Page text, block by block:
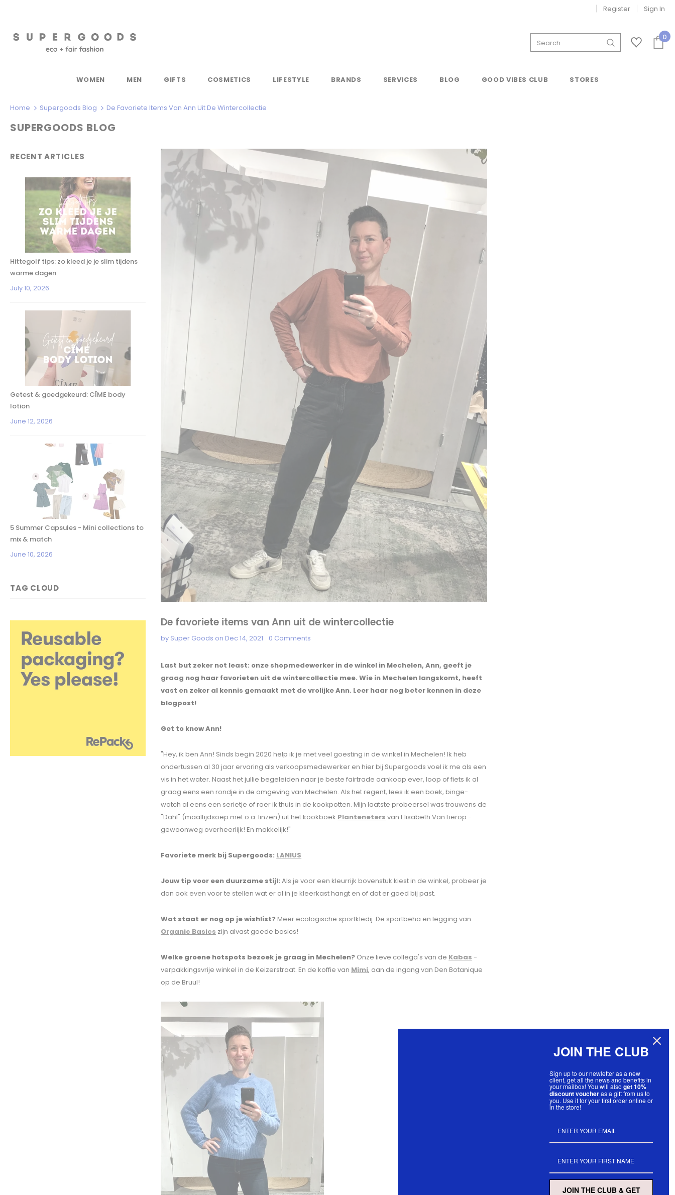
Register Sign In
0
WOMEN MEN GIFTS COSMETICS LIFESTYLE BRANDS SERVICES BLOG GOOD VIBES CLUB STORES
Home Supergoods Blog De Favoriete Items Van Ann Uit De Wintercollectie
SUPERGOODS BLOG
RECENT ARTICLES
Hittegolf tips: zo kleed je je slim tijdens
warme dagen
July 10, 2026
Getest & goedgekeurd: CÎME body
lotion
June 12, 2026
5 Summer Capsules - Mini collections to
mix & match
June 10, 2026
TAG CLOUD
De favoriete items van Ann uit de wintercollectie
by Super Goods on Dec 14, 2021 0 Comments
Last but zeker not least: onze shopmedewerker in de winkel in Mechelen, Ann, geeft je
graag nog haar favorieten uit de wintercollectie mee. Wie in Mechelen langskomt, heeft
vast en zeker al kennis gemaakt met de vrolijke Ann. Leer haar nog beter kennen in deze
blogpost!
Get to know Ann!
"Hey, ik ben Ann! Sinds begin 2020 help ik je met veel goesting in de winkel in Mechelen! Ik heb
ondertussen al 30 jaar ervaring als verkoopsmedewerker en hier bij Supergoods voel ik me als een
vis in het water. Naast het jullie begeleiden naar je beste fairtrade aankoop ever, loop of fiets ik al
graag eens een rondje in de omgeving van Mechelen. Als het regent, lees ik een boek, binge-
watch al eens een serietje of roer ik thuis in de kookpotten. Mijn laatste probeersel was trouwens de
"Dahl" (maaltijdsoep met o.a. linzen) uit het kookboek Planteneters van Elisabeth Van Lierop -
gewoonweg overheerlijk! En makkelijk!"
Favoriete merk bij Supergoods: LANIUS
Jouw tip voor een duurzame stijl: Als je voor een kleurrijk bovenstuk kiest in de winkel, probeer je
dan ook even voor te stellen wat er al in je kleerkast hangt en of dat er goed bij past.
Wat staat er nog op je wishlist?Meer ecologische sportkledij. De sportbeha en legging van
Organic Basics zijn alvast goede basics!
Welke groene hotspots bezoek je graag in Mechelen? Onze lieve collega's van de Kabas -
verpakkingsvrije winkel in de Keizerstraat. En de koffie van Mimi, aan de ingang van Den Botanique
op de Bruul!
JOIN THE CLUB
Sign up to our newletter as a new
client, get all the news and benefits in
your mailbox! You will also get 10%
discount voucheras a gift from us to
you. Use it for your first order online or
in the store!
JOIN THE CLUB & GET